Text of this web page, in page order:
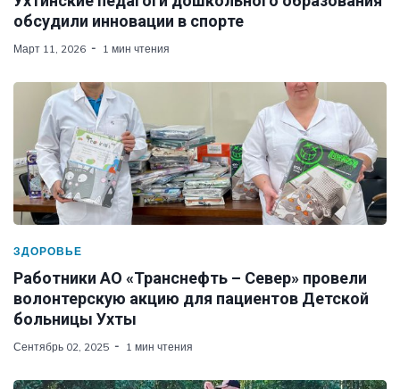
обсудили инновации в спорте
Март 11, 2026 1 мин чтения
ЗДОРОВЬЕ
Работники АО «Транснефть – Север» провели
волонтерскую акцию для пациентов Детской
больницы Ухты
Сентябрь 02, 2025 1 мин чтения